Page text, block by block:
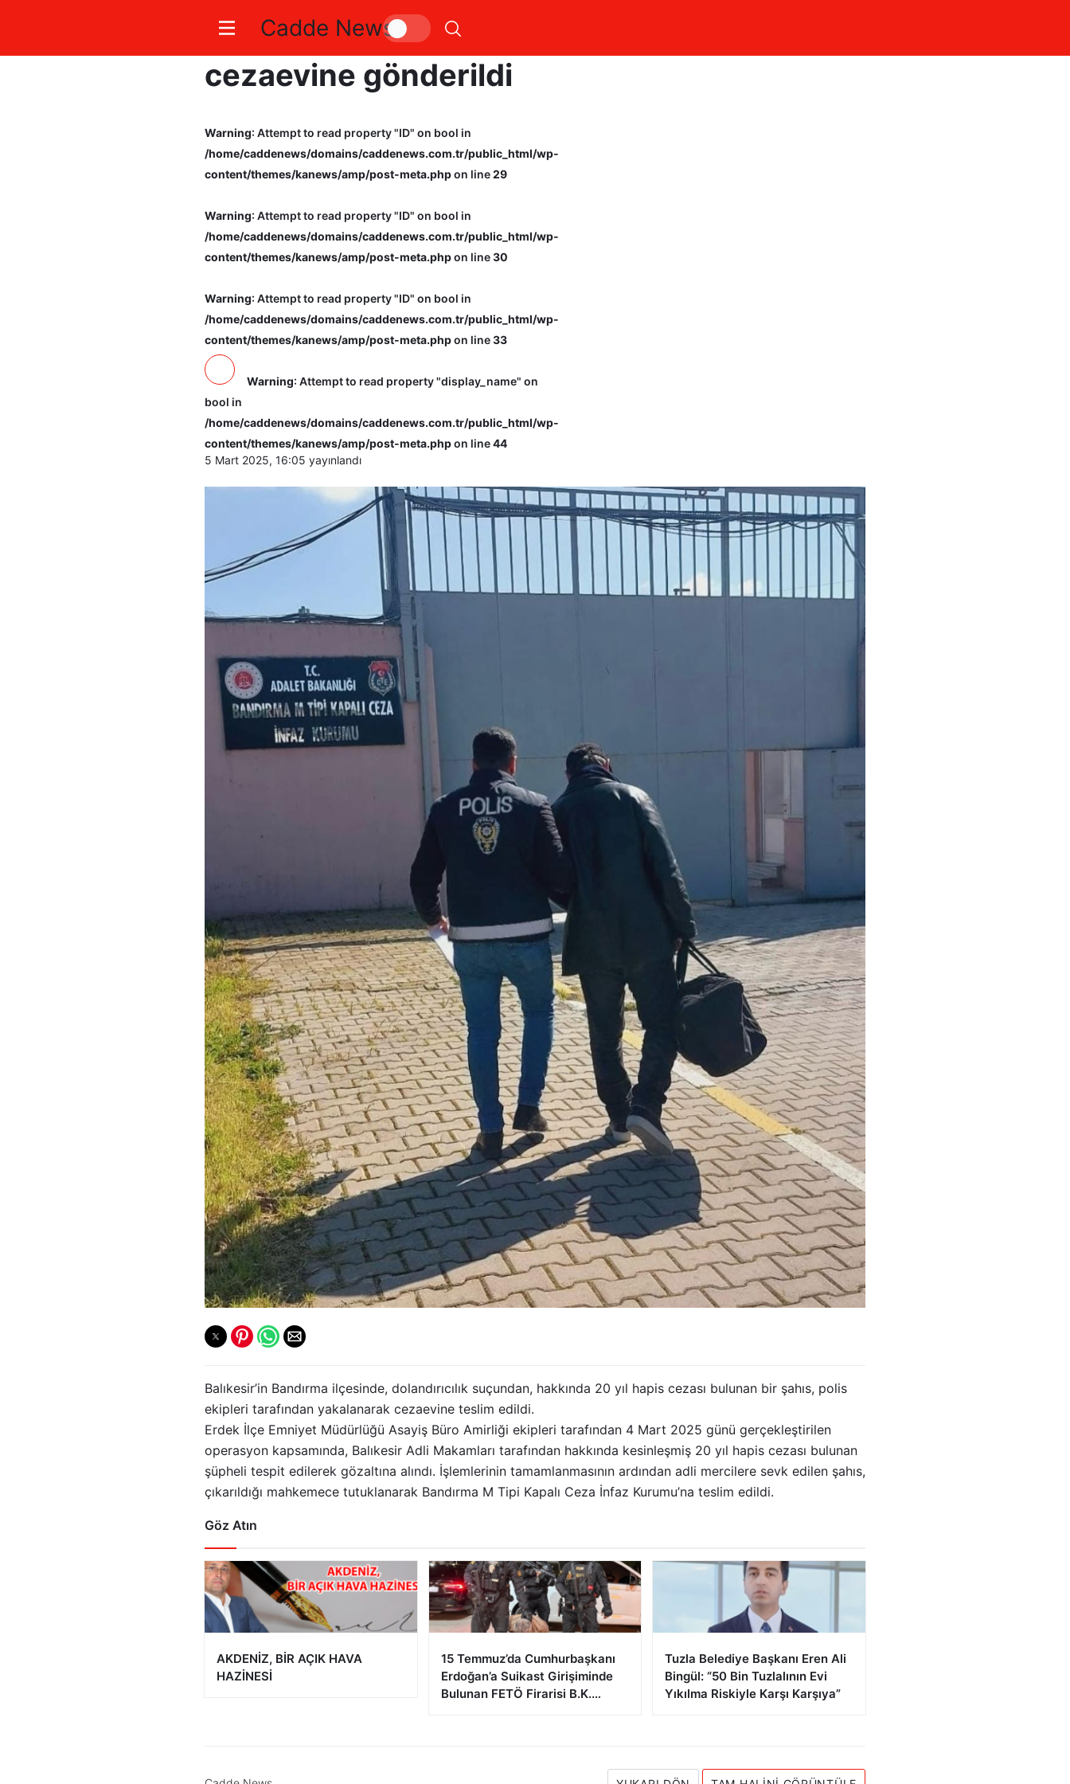
Cadde News
Bandırma’da dolandırıcılıktan aranan şahıs,
cezaevine gönderildi
Warning: Attempt to read property "ID" on bool in
/home/caddenews/domains/caddenews.com.tr/public_html/wp-
content/themes/kanews/amp/post-meta.phpon line29
Warning: Attempt to read property "ID" on bool in
/home/caddenews/domains/caddenews.com.tr/public_html/wp-
content/themes/kanews/amp/post-meta.phpon line30
Warning: Attempt to read property "ID" on bool in
/home/caddenews/domains/caddenews.com.tr/public_html/wp-
content/themes/kanews/amp/post-meta.phpon line33
Warning: Attempt to read property "display_name" on
bool in
/home/caddenews/domains/caddenews.com.tr/public_html/wp-
content/themes/kanews/amp/post-meta.phpon line44
5 Mart 2025, 16:05 yayınlandı
Balıkesir’in Bandırma ilçesinde, dolandırıcılık suçundan, hakkında 20 yıl hapis cezası bulunan bir şahıs, polis
ekipleri tarafından yakalanarak cezaevine teslim edildi.
Erdek İlçe Emniyet Müdürlüğü Asayiş Büro Amirliği ekipleri tarafından 4 Mart 2025 günü gerçekleştirilen
operasyon kapsamında, Balıkesir Adli Makamları tarafından hakkında kesinleşmiş 20 yıl hapis cezası bulunan
şüpheli tespit edilerek gözaltına alındı. İşlemlerinin tamamlanmasının ardından adli mercilere sevk edilen şahıs,
çıkarıldığı mahkemece tutuklanarak Bandırma M Tipi Kapalı Ceza İnfaz Kurumu’na teslim edildi.
Göz Atın
AKDENİZ, BİR AÇIK HAVA
HAZİNESİ
15 Temmuz’da Cumhurbaşkanı
Erdoğan’a Suikast Girişiminde
Bulunan FETÖ Firarisi B.K.
Tuzla Belediye Başkanı Eren Ali
Bingül: “50 Bin Tuzlalının Evi
Yıkılma Riskiyle Karşı Karşıya”